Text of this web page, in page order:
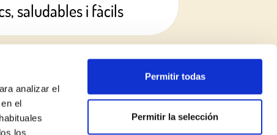
analizar el
el
los
Permitir todas
Permitir la selección
saludables i fàcils